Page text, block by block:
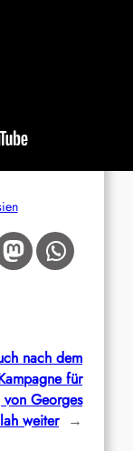
nach dem
für
Georges
weiter →